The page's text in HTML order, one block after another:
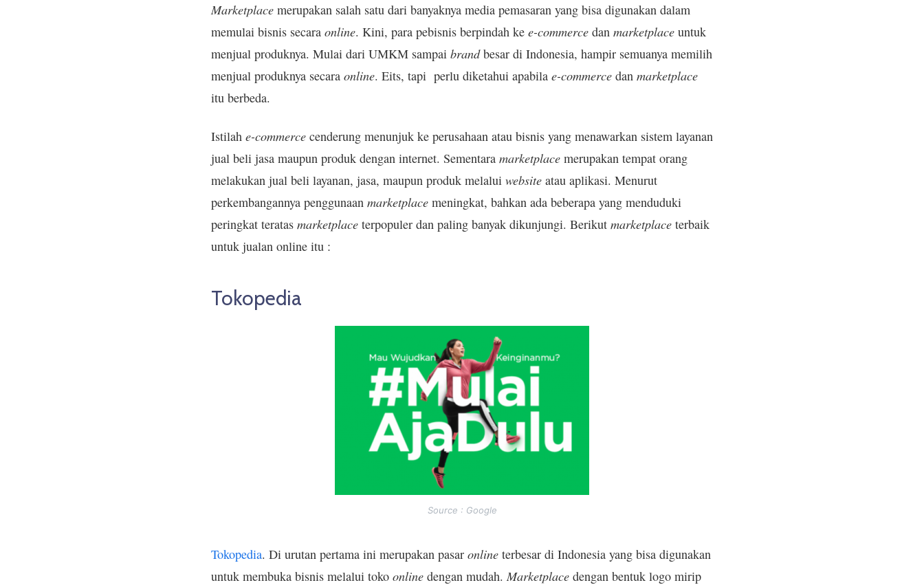
Marketplace merupakan salah satu dari banyaknya media pemasaran yang bisa digunakan dalam
memulai bisnis secara online. Kini, para pebisnis berpindah ke e-commerce dan marketplace untuk
menjual produknya. Mulai dari UMKM sampai brandbesar di Indonesia, hampir semuanya memilih
menjual produknya secara online. Eits, tapi perlu diketahui apabila e-commerce dan marketplace
itu berbeda.
Istilah e-commerce cenderung menunjuk ke perusahaan atau bisnis yang menawarkan sistem layanan
jual beli jasa maupun produk dengan internet. Sementara marketplace merupakan tempat orang
melakukan jual beli layanan, jasa, maupun produk melalui website atau aplikasi. Menurut
perkembangannya penggunaan marketplace meningkat, bahkan ada beberapa yang menduduki
peringkat teratas marketplace terpopuler dan paling banyak dikunjungi. Berikut marketplace terbaik
untuk jualan online itu :
Tokopedia
Source : Google
Tokopedia. Di urutan pertama ini merupakan pasar online terbesar di Indonesia yang bisa digunakan
untuk membuka bisnis melalui toko online dengan mudah. Marketplace dengan bentuk logo mirip